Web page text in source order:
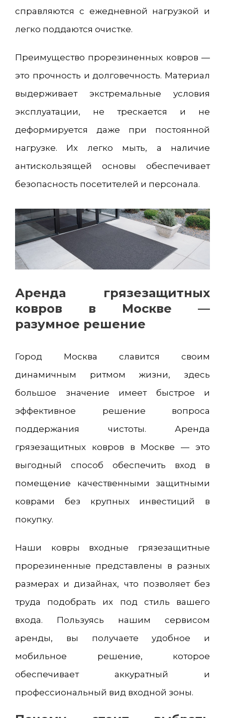
справляются с ежедневной нагрузкой и
легко поддаются очистке.
Преимущество прорезиненных ковров —
это прочность и долговечность. Материал
выдерживает экстремальные условия
эксплуатации, не трескается и не
деформируется даже при постоянной
нагрузке. Их легко мыть, а наличие
антискользящей основы обеспечивает
безопасность посетителей и персонала.
Аренда грязезащитных
ковров в Москве —
разумное решение
Город Москва славится своим
динамичным ритмом жизни, здесь
большое значение имеет быстрое и
эффективное решение вопроса
поддержания чистоты. Аренда
грязезащитных ковров в Москве — это
выгодный способ обеспечить вход в
помещение качественными защитными
коврами без крупных инвестиций в
покупку.
Наши ковры входные грязезащитные
прорезиненные представлены в разных
размерах и дизайнах, что позволяет без
труда подобрать их под стиль вашего
входа. Пользуясь нашим сервисом
аренды, вы получаете удобное и
мобильное решение, которое
обеспечивает аккуратный и
профессиональный вид входной зоны.